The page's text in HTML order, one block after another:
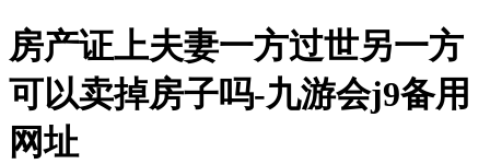
房产证上夫妻一方过世另一方
可以卖掉房子吗-九游会j9备用
网址